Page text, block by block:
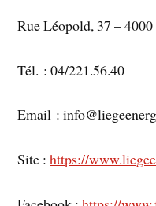
Rue Léopold, 37 –
Tél. : 04/221.56.40
Email :
Site :https://